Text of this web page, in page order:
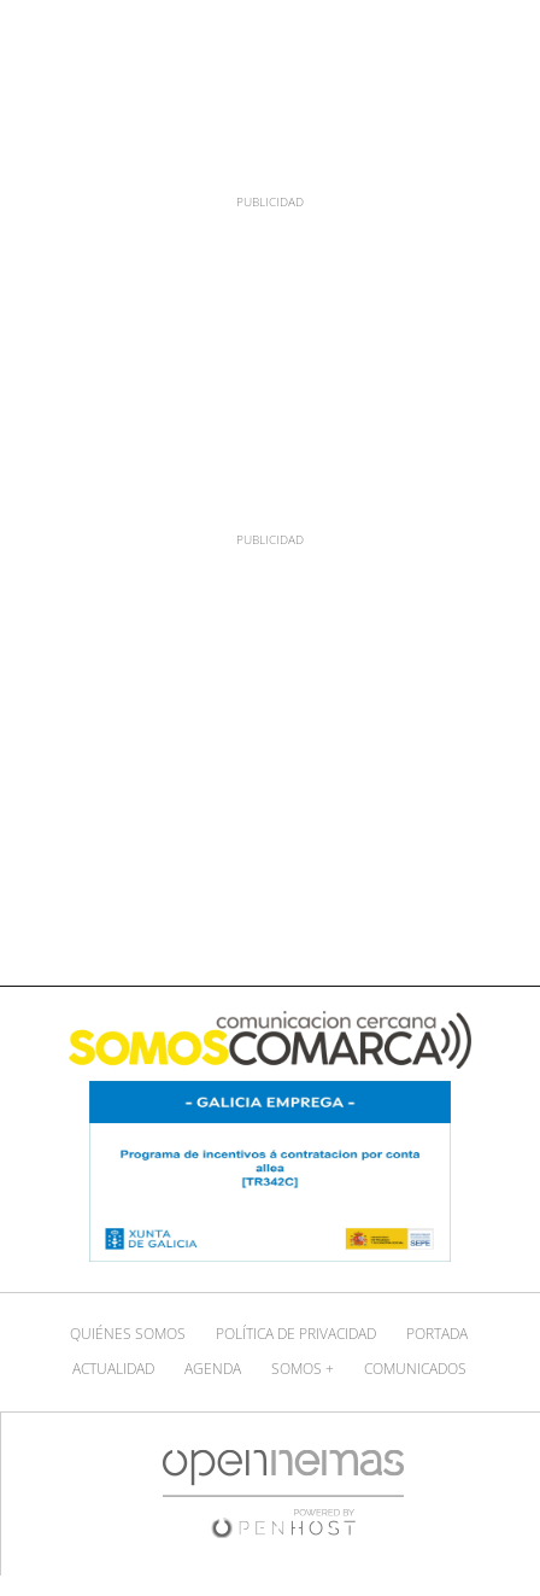
QUIÉNES SOMOS POLÍTICA DE PRIVACIDAD
PORTADA
ACTUALIDAD
AGENDA SOMOS + COMUNICADOS